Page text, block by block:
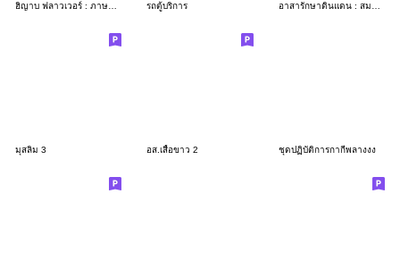
รถตู้บริการ
มุสลิม 3 อส.เสื้อขาว 2 ชุดปฏิบัติการกากีพลางงง